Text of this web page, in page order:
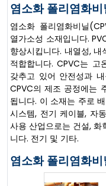
염소화 폴리염화
염소화 폴리염화비닐
열가소성 소재입니다.
향상시킵니다. 내열성,
적합합니다. CPVC는 고
갖추고 있어 안전성과
CPVC의 제조 공정에는
됩니다. 이 소재는 주로
시스템, 전기 케이블, 자
사용 산업으로는 건설, 화
니다. 전기 및 기타.
염소화 폴리염화